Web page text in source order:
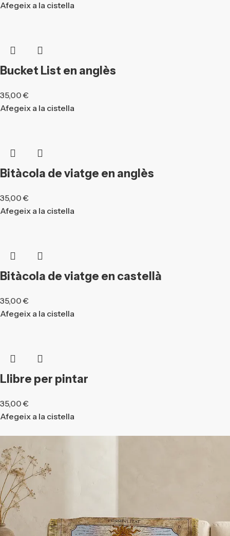
Afegeix a la cistella
Bucket List en anglès
35,00€
Afegeix a la cistella
Bitàcola de viatge en anglès
35,00€
Afegeix a la cistella
Bitàcola de viatge en castellà
35,00€
Afegeix a la cistella
Llibre per pintar
35,00€
Afegeix a la cistella